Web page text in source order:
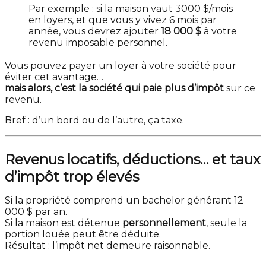
Par exemple : si la maison vaut 3000 $/mois
en loyers, et que vous y vivez 6 mois par
année, vous devrez ajouter 18 000 $ à votre
revenu imposable personnel.
Vous pouvez payer un loyer à votre société pour
éviter cet avantage…
mais alors, c’est la société qui paie plus d’impôt sur ce
revenu.
Bref : d’un bord ou de l’autre, ça taxe.
Revenus locatifs, déductions… et taux
d’impôt trop élevés
Si la propriété comprend un bachelor générant 12
000 $ par an.
Si la maison est détenue personnellement, seule la
portion louée peut être déduite.
Résultat : l’impôt net demeure raisonnable.